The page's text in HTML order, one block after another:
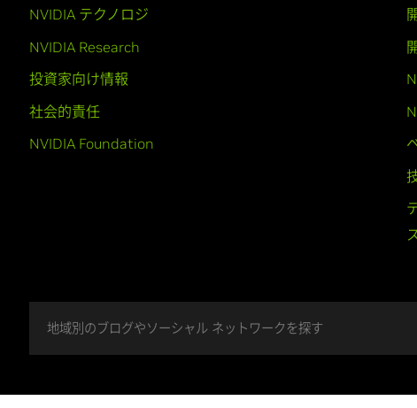
NVIDIA テクノロジ
NVIDIA Research
投資家向け情報
社会的責任
NVIDIA Foundation
地域別のブログやソーシャル ネットワークを探す